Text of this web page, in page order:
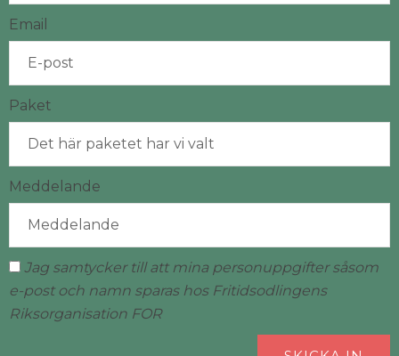
Email
Paket
Meddelande
Jag samtycker till att mina personuppgifter såsom
e-post och namn sparas hos Fritidsodlingens
Riksorganisation FOR